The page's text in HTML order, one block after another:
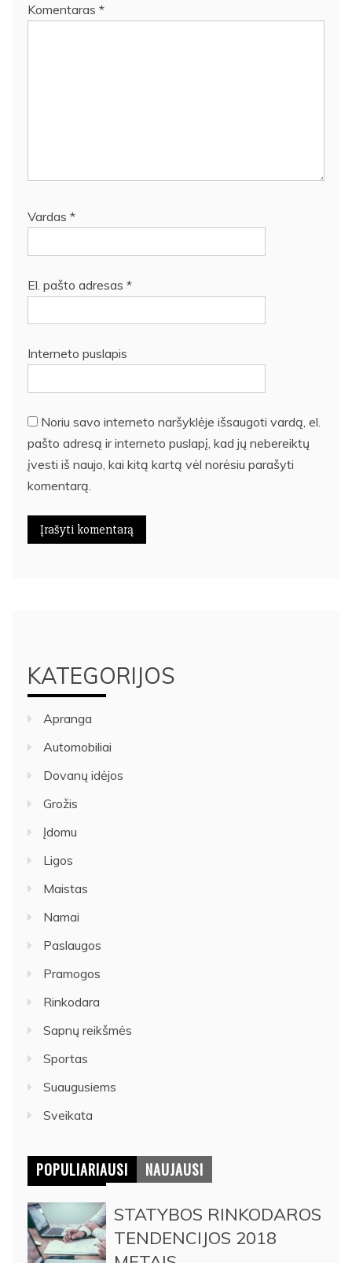
Komentaras *
Vardas *
El. pašto adresas *
Interneto puslapis
Noriu savo interneto naršyklėje išsaugoti vardą, el.
pašto adresą ir interneto puslapį, kad jų nebereiktų
įvesti iš naujo, kai kitą kartą vėl norėsiu parašyti
komentarą.
KATEGORIJOS
Apranga
Automobiliai
Dovanų idėjos
Grožis
Įdomu
Ligos
Maistas
Namai
Paslaugos
Pramogos
Rinkodara
Sapnų reikšmės
Sportas
Suaugusiems
Sveikata
POPULIARIAUSI NAUJAUSI
STATYBOS RINKODAROS
TENDENCIJOS 2018